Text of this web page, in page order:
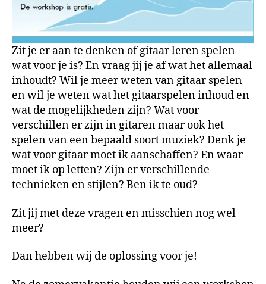
Zit je er aan te denken of gitaar leren spelen
wat voor je is? En vraag jij je af wat het allemaal
inhoudt? Wil je meer weten van gitaar spelen
en wil je weten wat het gitaarspelen inhoud en
wat de mogelijkheden zijn? Wat voor
verschillen er zijn in gitaren maar ook het
spelen van een bepaald soort muziek? Denk je
wat voor gitaar moet ik aanschaffen? En waar
moet ik op letten? Zijn er verschillende
technieken en stijlen? Ben ik te oud?
Zit jij met deze vragen en misschien nog wel
meer?
Dan hebben wij de oplossing voor je!